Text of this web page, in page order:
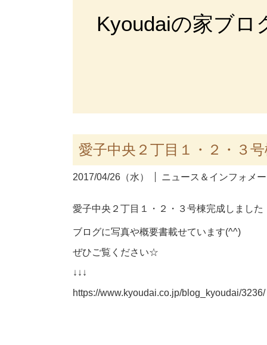
Kyoudaiの家ブロ
愛子中央２丁目１・２・３
2017/04/26（水） ニュース＆インフォメ
愛子中央２丁目１・２・３号棟完成しました
ブログに写真や概要書載せています(^^)
ぜひご覧ください☆
↓↓↓
https://www.kyoudai.co.jp/blog_kyoudai/3236/